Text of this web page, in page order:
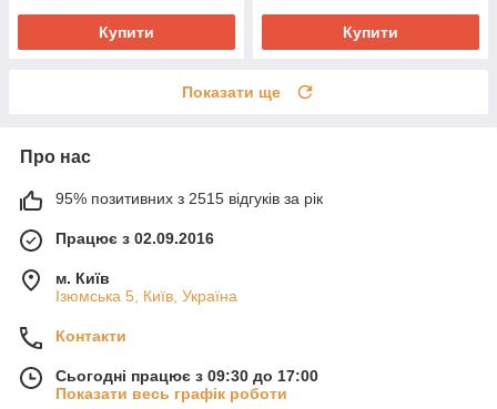
Купити Купити
Показати ще
Про нас
95% позитивних з 2515 відгуків за рік
Працює з 02.09.2016
м. Київ
Ізюмська 5, Київ, Україна
Контакти
Сьогодні працює з 09:30 до 17:00
Показати весь графік роботи